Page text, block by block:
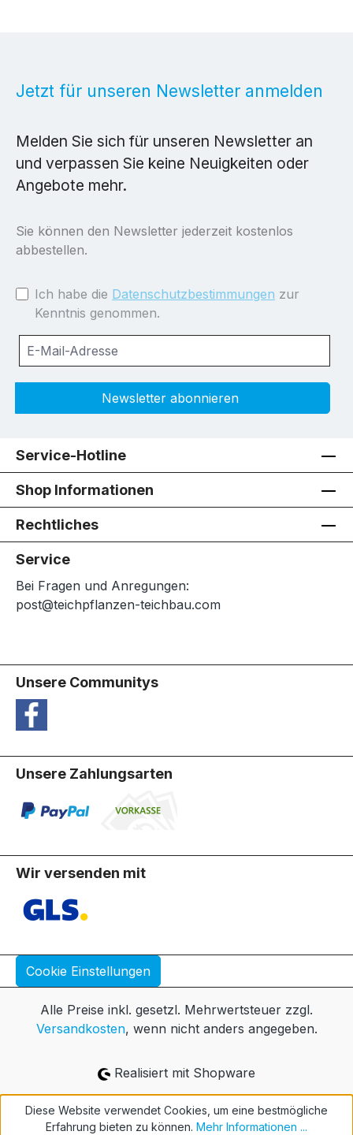
Jetzt für unseren Newsletter anmelden
Melden Sie sich für unseren Newsletter an
und verpassen Sie keine Neuigkeiten oder
Angebote mehr.
Sie können den Newsletter jederzeit kostenlos
abbestellen.
Ich habe die Datenschutzbestimmungen zur
Kenntnis genommen.
Newsletter abonnieren
Service-Hotline
Shop Informationen
Rechtliches
Service
Bei Fragen und Anregungen:
post@teichpflanzen-teichbau.com
Unsere Communitys
Unsere Zahlungsarten
Wir versenden mit
Cookie Einstellungen
Alle Preise inkl. gesetzl. Mehrwertsteuer zzgl.
Versandkosten, wenn nicht anders angegeben.
Realisiert mit Shopware
Diese Website verwendet Cookies, um eine bestmögliche
Erfahrung bieten zu können. Mehr Informationen ...